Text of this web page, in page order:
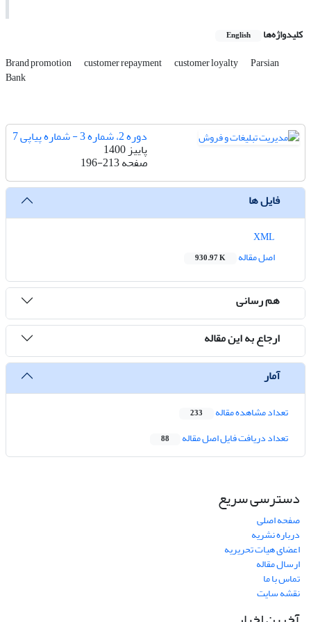
کلیدواژه‌ها English
Brand promotion customer repayment customer loyalty Parsian
Bank
دوره 2، شماره 3 - شماره پیاپی 7
پاییز 1400
صفحه196-213
فایل ها
اصل مقاله
930.97 K
هم رسانی
ارجاع به این مقاله
آمار
تعداد مشاهده مقاله 233
تعداد دریافت فایل اصل مقاله 88
دسترسی سریع
صفحه اصلی
درباره نشریه
اعضای هیات تحریریه
ارسال مقاله
تماس با ما
نقشه سایت